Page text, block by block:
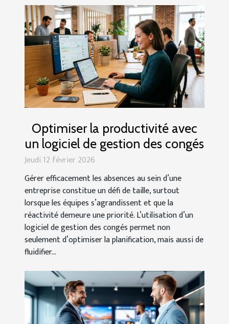
Optimiser la productivité avec
un logiciel de gestion des congés
Jeudi 12 février 2026
Gérer efficacement les absences au sein d’une
entreprise constitue un défi de taille, surtout
lorsque les équipes s’agrandissent et que la
réactivité demeure une priorité. L’utilisation d’un
logiciel de gestion des congés permet non
seulement d’optimiser la planification, mais aussi de
fluidifier...